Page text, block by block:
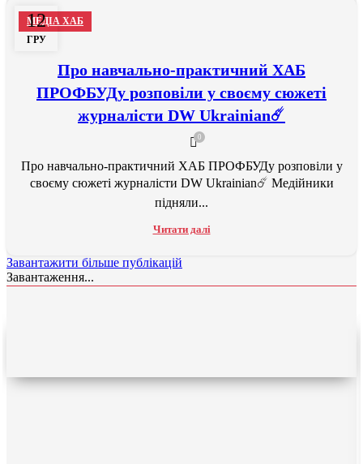
12
ГРУ
МЕДІА ХАБ
Про навчально-практичний ХАБ
ПРОФБУДу розповіли у своєму сюжеті
журналісти DW Ukrainian☄️
0
Про навчально-практичний ХАБ ПРОФБУДу розповіли у
своєму сюжеті журналісти DW Ukrainian☄️ Медійники
підняли...
Читати далі
Завантажити більше публікацій
Завантаження...